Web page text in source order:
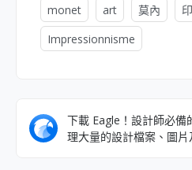
monet art 莫內
Impressionnisme
下載 Eagle！設計師必備
理大量的設計檔案、圖片